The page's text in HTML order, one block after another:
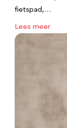
fietspad,…
Lees meer